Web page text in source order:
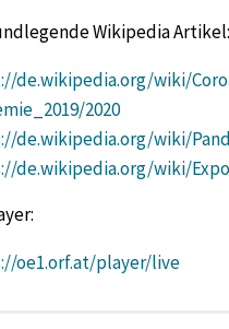
Wikipedia Artikel:
de.wikipedia.org/wiki/
2020
de.wikipedia.org/wiki/
de.wikipedia.org/wiki/
oe1.orf.at/player/live